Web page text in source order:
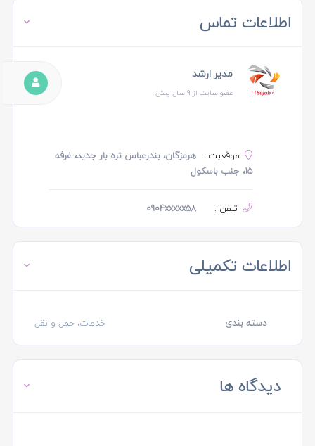
اطلاعات تماس
مدیر ارشد
عضو سایت از 9 سال پیش
موقعیت:
هرمزگان، بندرعباس تره بار جدید، غرفه
15، جنب باسکول
تلفن : 0904xxxxx58
اطلاعات تکمیلی
دسته بندی خدمات، حمل و نقل
دیدگاه ها